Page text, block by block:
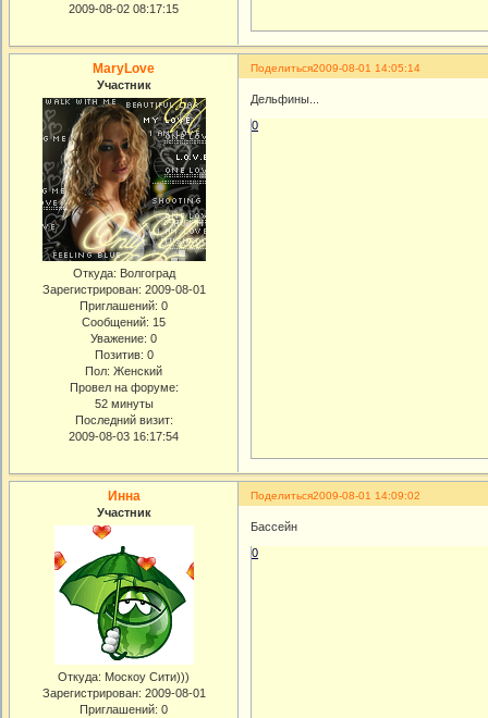
2009-08-02 08:17:15
Поделиться2009-08-01 14:05:14
MaryLove
Участник
Откуда: Волгоград
Зарегистрирован: 2009-08-01
Приглашений: 0
Сообщений: 15
Уважение: 0
Позитив: 0
Пол: Женский
Провел на форуме:
52 минуты
Последний визит:
2009-08-03 16:17:54
Дельфины...
0
Поделиться2009-08-01 14:09:02
Инна
Участник
Откуда: Москоу Сити)))
Зарегистрирован: 2009-08-01
Приглашений: 0
Бассейн
0